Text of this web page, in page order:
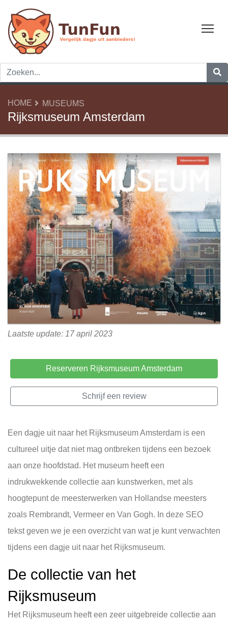
HOME MUSEUMS
Rijksmuseum Amsterdam
Laatste update: 17 april 2023
Reserveren Rijksmuseum Amsterdam
Schrijf een review
Een dagje uit naar het Rijksmuseum Amsterdam is een
cultureel uitje dat niet mag ontbreken tijdens een bezoek
aan onze hoofdstad. Het museum heeft een
indrukwekkende collectie aan kunstwerken, met als
hoogtepunt de meesterwerken van Hollandse meesters
zoals Rembrandt, Vermeer en Van Gogh. In deze SEO
tekst geven we je een overzicht van wat je kunt verwachten
tijdens een dagje uit naar het Rijksmuseum.
De collectie van het
Rijksmuseum
Het Rijksmuseum heeft een zeer uitgebreide collectie aan